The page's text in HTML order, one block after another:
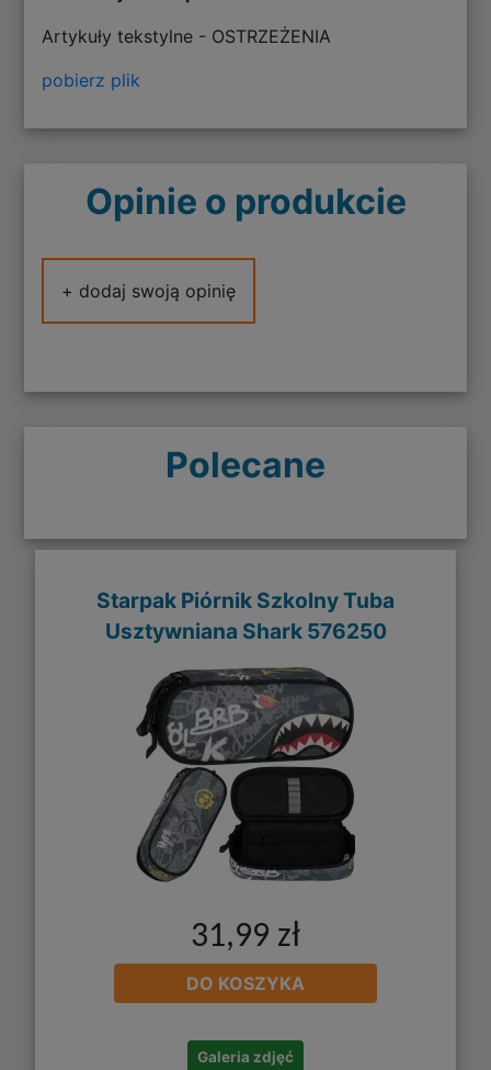
Artykuły tekstylne - OSTRZEŻENIA
pobierz plik
Opinie o produkcie
+ dodaj swoją opinię
Polecane
Starpak Piórnik Szkolny Tuba
Usztywniana Shark 576250
31,99 zł
DO KOSZYKA
Galeria zdjęć